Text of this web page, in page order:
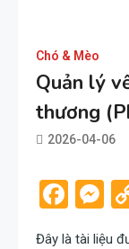
Chó & Mèo
Quản lý
thương
2026-04-06
Đây là tài liệu